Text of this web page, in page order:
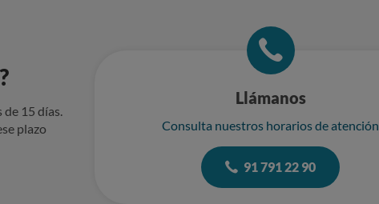
de 15 días.
plazo
Llámanos
Consulta nuestros horarios de atención
91 791 22 90